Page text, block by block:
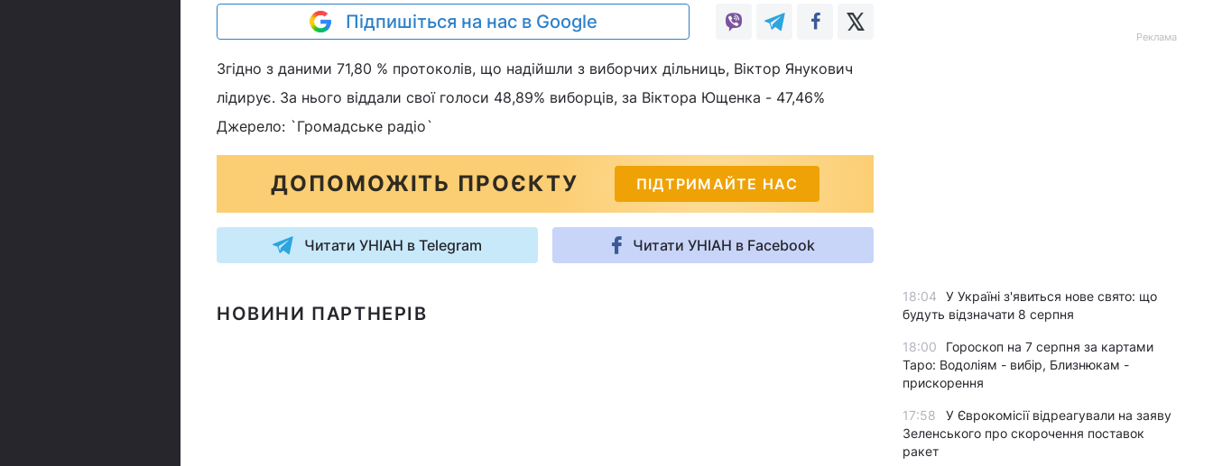
Підпишіться на нас в Google
Згідно з даними 71,80 % протоколів, що надійшли з виборчих дільниць, Віктор Янукович
лідирує. За нього віддали свої голоси 48,89% виборців, за Віктора Ющенка - 47,46%
Джерело: `Громадське радіо`
ДОПОМОЖІТЬ ПРОЄКТУ ПІДТРИМАЙТЕ НАС
Читати УНІАН в Telegram Читати УНІАН в Facebook
НОВИНИ ПАРТНЕРІВ
Реклама
18:04
У Україні з'явиться нове свято: що
будуть відзначати 8 серпня
18:00
Гороскоп на 7 серпня за картами
Таро: Водоліям - вибір, Близнюкам -
прискорення
17:58
У Єврокомісії відреагували на заяву
Зеленського про скорочення поставок
ракет